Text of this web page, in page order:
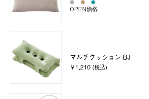
OPEN価格
マルチクッション-BJ
￥1,210 (税込)